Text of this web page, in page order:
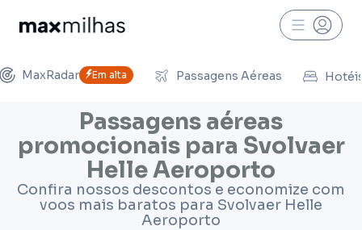
MaxRadar Em alta Passagens Aéreas
Passagens aéreas
promocionais para Svolvaer
Helle Aeroporto
Confira nossos descontos e economize com
voos mais baratos para Svolvaer Helle
Aeroporto